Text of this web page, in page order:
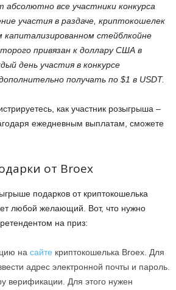
все участники конкурса
участия в раздаче, криптокошелек
капитализированном стейблкойне
привязан к доллару США в
день участия в конкурсе
получать по $1 в USDT.
как участник розыгрыша –
ежедневным выплатам, сможете
от Broex
подарков от криптокошелька
любой желающий. Вот, что нужно
на приз:
на сайте криптокошелька Broex. Для
адрес электронной почты и пароль.
верификации. Для этого нужен